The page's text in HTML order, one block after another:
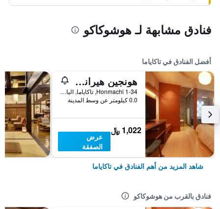
فنادق مشابهة لـ هوشوكاكو
أفضل الفنادق في تاكاياما
هونجين هيرانويا كاشوان
1-34 Honmachi, تاكاياما, اليابان
0.0 كيلومتر عن وسط المدينة
1,022 ﷼
عرض
الصفقة
شاهد المزيد من أهم الفنادق في تاكاياما
فنادق بالقرب من هوشوكاكو